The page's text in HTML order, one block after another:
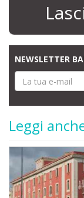
NEWSLETTER
Leggi